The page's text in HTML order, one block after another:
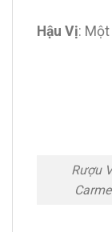
Hậu Vị:
Rượu